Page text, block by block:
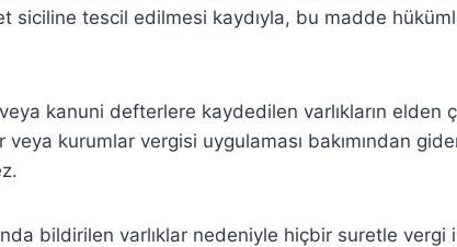
siciline tescil edilmesi kaydıyla, bu madde
kanuni defterlere kaydedilen varlıkların elden
veya kurumlar vergisi uygulaması bakımından
bildirilen varlıklar nedeniyle hiçbir suretle vergi